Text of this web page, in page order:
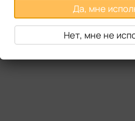
Да, мне
Нет, мне не